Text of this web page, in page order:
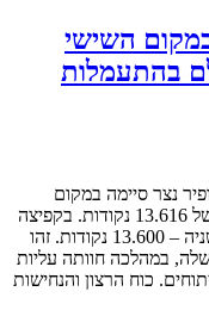
השישי
בהתעמלות
נצר סיימה במקום
השישי בגמר אליפות העולם ביפן עם ממוצע של 13.616 נקודות. בקפיצה
הראשונה השיגה 13.633 נקודות ובקפיצה השניה – 13.600 נקודות. זהו
במהלכה חוותה עליות
כוח הרצון והנחישות